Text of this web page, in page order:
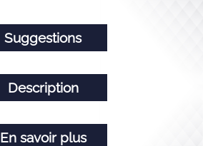
Suggestions
Description
En savoir plus